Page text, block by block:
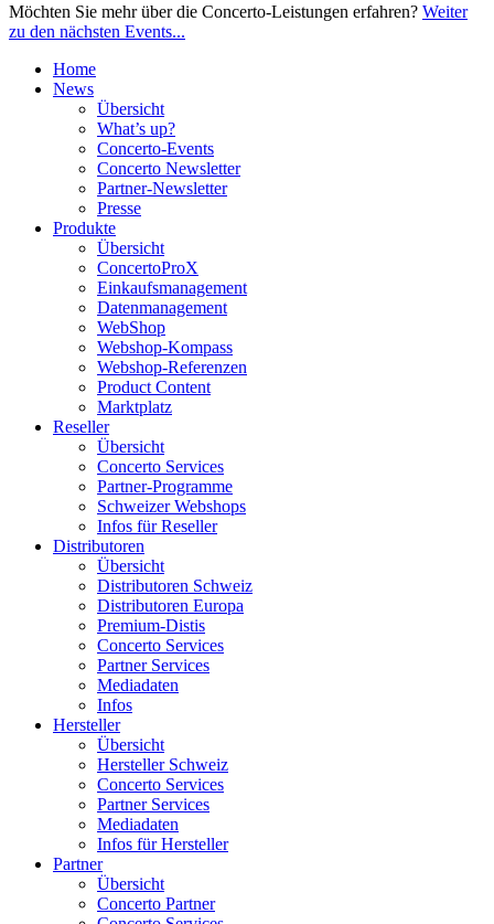
Möchten Sie mehr über die Concerto-Leistungen erfahren? Weiter
zu den nächsten Events...
Home
News
Übersicht
What’s up?
Concerto-Events
Concerto Newsletter
Partner-Newsletter
Presse
Produkte
Übersicht
ConcertoProX
Einkaufsmanagement
Datenmanagement
WebShop
Webshop-Kompass
Webshop-Referenzen
Product Content
Marktplatz
Reseller
Übersicht
Concerto Services
Partner-Programme
Schweizer Webshops
Infos für Reseller
Distributoren
Übersicht
Distributoren Schweiz
Distributoren Europa
Premium-Distis
Concerto Services
Partner Services
Mediadaten
Infos
Hersteller
Übersicht
Hersteller Schweiz
Concerto Services
Partner Services
Mediadaten
Infos für Hersteller
Partner
Übersicht
Concerto Partner